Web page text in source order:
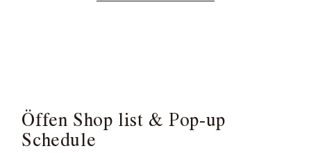
Öffen Shop list & Pop-up
Schedule